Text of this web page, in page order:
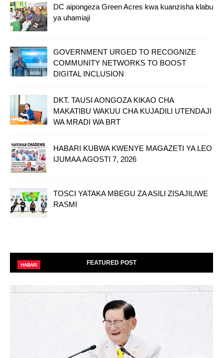
DC aipongeza Green Acres kwa kuanzisha klabu
ya uhamiaji
GOVERNMENT URGED TO RECOGNIZE
COMMUNITY NETWORKS TO BOOST
DIGITAL INCLUSION
DKT. TAUSI AONGOZA KIKAO CHA
MAKATIBU WAKUU CHA KUJADILI UTENDAJI
WA MRADI WA BRT
HABARI KUBWA KWENYE MAGAZETI YA LEO
IJUMAA AGOSTI 7, 2026
TOSCI YATAKA MBEGU ZA ASILI ZISAJILIWE
RASMI
FEATURED POST
HABARI